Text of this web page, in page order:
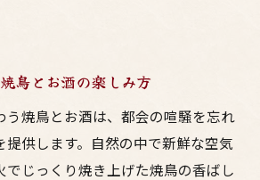
鳥とお酒の楽しみ方
う焼鳥とお酒は、都会の喧騒を忘れ
提供します。自然の中で新鮮な空気
でじっくり焼き上げた焼鳥の香ばし